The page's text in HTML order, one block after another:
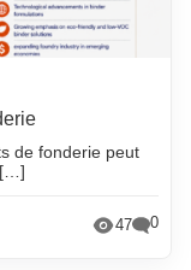
de fonderie peut
[…]
47 0